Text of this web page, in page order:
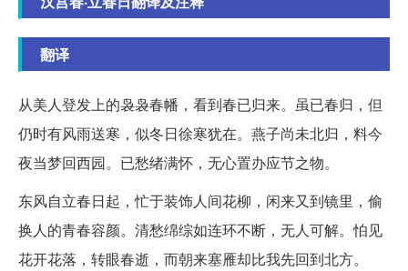
翻译
从美人登发上的袅袅春幡，看到春已归来。虽已春归，但
仍时有风雨送寒，似冬日徐寒犹在。燕子尚未北归，料今
夜当梦回西园。已愁绪满怀，无心置办应节之物。
东风自立春日起，忙于装饰人间花柳，闲来又到镜里，偷
换人的青春容颜。清愁绵综如连环不断，无人可解。怕见
花开花落，转眼春逝，而朝来塞雁却比我先回到北方。